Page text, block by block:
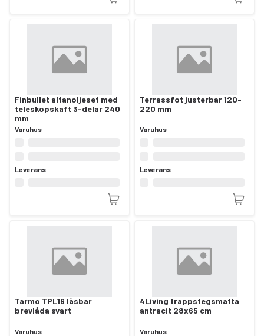
Finbullet altanoljeset med
teleskopskaft 3-delar 240
mm
Varuhus
Leverans
Terrassfot justerbar 120-
220 mm
Varuhus
Leverans
Tarmo TPL19 låsbar
brevlåda svart
Varuhus
4Living trappstegsmatta
antracit 28x65 cm
Varuhus